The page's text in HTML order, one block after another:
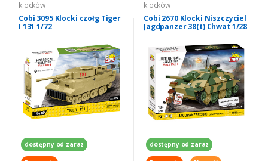
klocków
Cobi 3095 Klocki czołg Tiger
I 131 1/72
dostępny od zaraz
klocków
Cobi 2670 Klocki Niszczyciel
Jagdpanzer 38(t) Chwat 1/28
dostępny od zaraz